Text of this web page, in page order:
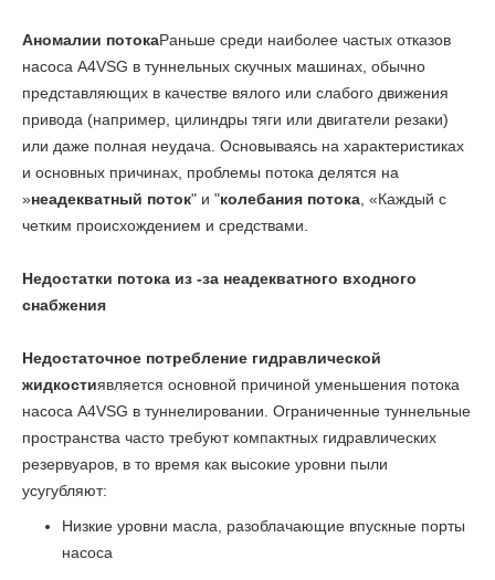
Аномалии потокаРаньше среди наиболее частых отказов
насоса A4VSG в туннельных скучных машинах, обычно
представляющих в качестве вялого или слабого движения
привода (например, цилиндры тяги или двигатели резаки)
или даже полная неудача. Основываясь на характеристиках
и основных причинах, проблемы потока делятся на
»неадекватный поток" и "колебания потока , «Каждый с
четким происхождением и средствами.
Недостатки потока из -за неадекватного входного
снабжения
Недостаточное потребление гидравлической
жидкостиявляется основной причиной уменьшения потока
насоса A4VSG в туннелировании. Ограниченные туннельные
пространства часто требуют компактных гидравлических
резервуаров, в то время как высокие уровни пыли
усугубляют:
Низкие уровни масла, разоблачающие впускные порты
насоса